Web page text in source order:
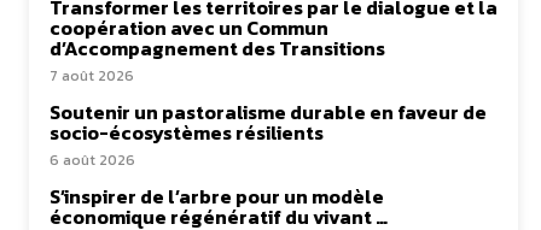
Transformer les territoires par le dialogue et la
coopération avec un Commun
d’Accompagnement des Transitions
7 août 2026
Soutenir un pastoralisme durable en faveur de
socio-écosystèmes résilients
6 août 2026
S’inspirer de l’arbre pour un modèle
économique régénératif du vivant …